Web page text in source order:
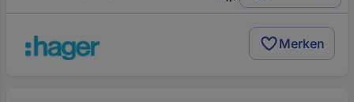
Merken